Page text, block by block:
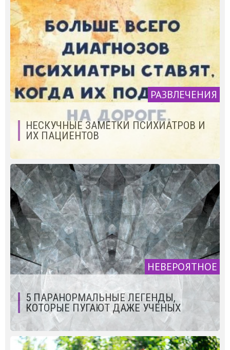
РАЗВЛЕЧЕНИЯ
НЕСКУЧНЫЕ ЗАМЕТКИ ПСИХИАТРОВ И
ИХ ПАЦИЕНТОВ
НЕВЕРОЯТНОЕ
5 ПАРАНОРМАЛЬНЫЕ ЛЕГЕНДЫ,
КОТОРЫЕ ПУГАЮТ ДАЖЕ УЧЕНЫХ